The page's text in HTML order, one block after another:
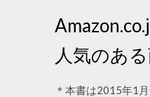
人気のあ
＊本書は2015年1